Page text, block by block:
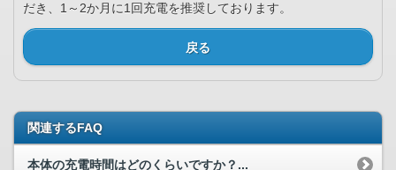
だき、1～2か月に1回充電を推奨しております。
戻る
関連するFAQ
本体の充電時間はどのくらいですか？...